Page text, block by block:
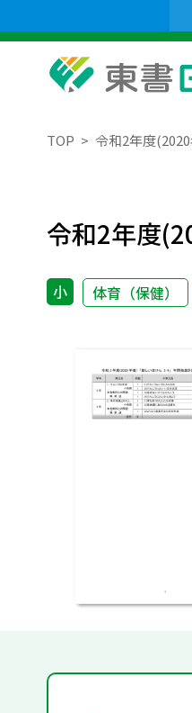
TOP 令和2年度
令和2年度
小 体育（保健）